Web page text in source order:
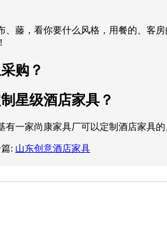
、藤，看你要什么风格，用餐的、客
购？
星级酒店家具？
一家尚康家具厂可以定制酒店家具
: 山东创意酒店家具